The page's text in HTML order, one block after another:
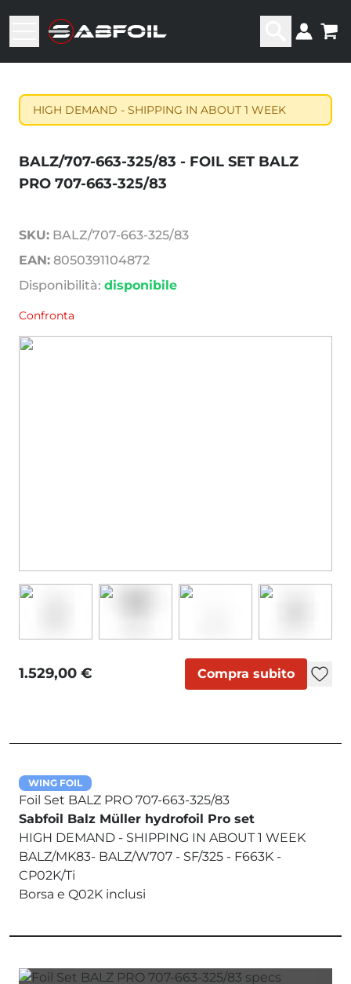
HIGH DEMAND - SHIPPING IN ABOUT 1 WEEK
BALZ/707-663-325/83 - FOIL SET BALZ
PRO 707-663-325/83
SKU: BALZ/707-663-325/83
EAN: 8050391104872
Disponibilità: disponibile
Confronta
1.529,00 € Compra subito
WING FOIL
Foil Set BALZ PRO 707-663-325/83
Sabfoil Balz Müller hydrofoil Pro set
HIGH DEMAND - SHIPPING IN ABOUT 1 WEEK
BALZ/MK83- BALZ/W707 - SF/325 - F663K -
CP02K/Ti
Borsa e Q02K inclusi